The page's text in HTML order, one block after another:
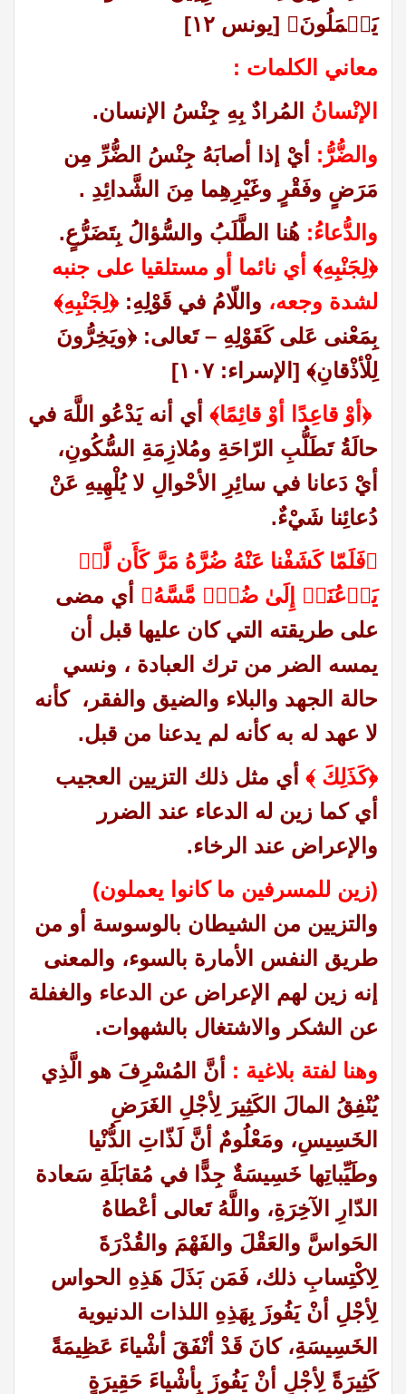
یَعۡمَلُونَ﴾ [يونس ١٢
]
معاني الكلمات :
الإنْسانُ المُرادٌ بِهِ جِنْسُ الإنسان.
والضُّرُّ: أيْ إذا أصابَهُ جِنْسُ الضُّرِّ مِن
مَرَضٍ وفَقْرٍ وغَيْرِهِما مِنَ الشَّدائِدِ .
والدُّعاءُ: هُنا الطَّلَبُ والسُّؤالُ بِتَضَرُّعٍ.
﴿لِجَنْبِهِ﴾ أي نائما أو مستلقيا على جنبه
لشدة وجعه، واللّامُ في قَوْلِهِ: ﴿لِجَنْبِهِ﴾
بِمَعْنى عَلى كَقَوْلِهِ – تَعالى: ﴿ويَخِرُّونَ
لِلْأذْقانِ﴾ [ الإسراء: ١٠٧
]
﴿أوْ قاعِدًا أوْ قائِمًا﴾ أي أنه يَدْعُو اللَّهَ في
حالَةُ تَطَلُّبِ الرّاحَةِ ومُلازِمَةِ السُّكُونِ،
أيْ دَعانا في سائِرِ الأحْوالِ لا يُلْهِيهِ عَنْ
دُعائِنا شَيْءٌ.
﴿فَلَمّا كَشَفْنا عَنْهُ ضُرَّهُ مَرَّ كَأَن لَّمۡ
یَدۡعُنَاۤ إِلَىٰ ضُرࣲّ مَّسَّهُ﴾ أي مضى
على طريقته التي كان عليها قبل أن
يمسه الضر من ترك العبادة ، ونسي
حالة الجهد والبلاء والضيق والفقر، كأنه
لا عهد له به كأنه لم يدعنا من قبل.
﴿كَذَلِكَ ﴾ أي مثل ذلك التزيين العجيب
أي كما زين له الدعاء عند الضرر
والإعراض عند الرخاء.
(زين للمسرفين ما كانوا يعملون)
والتزيين من الشيطان بالوسوسة أو من
طريق النفس الأمارة بالسوء، والمعنى
إنه زين لهم الإعراض عن الدعاء والغفلة
عن الشكر والاشتغال بالشهوات.
وهنا لفتة بلاغية : أنَّ المُسْرِفَ هو الَّذِي
يُنْفِقُ المالَ الكَثِيرَ لِأجْلِ الغَرَضِ
الخَسِيسِ، ومَعْلُومٌ أنَّ لَذّاتِ الدُّنْيا
وطَيِّباتِها خَسِيسَةٌ جِدًّا في مُقابَلَةِ سَعادة
الدّارِ الآخِرَةِ، واللَّهُ تَعالى أعْطاهُ
الحَواسَّ والعَقْلَ والفَهْمَ والقُدْرَةَ
لِاكْتِسابِ ذلك، فَمَن بَذَلَ هَذِهِ الحواس
لِأجْلِ أنْ يَفُوزَ بِهَذِهِ اللذات الدنيوية
الخَسِيسَةِ، كانَ قَدْ أنْفَقَ أشْياءَ عَظِيمَةً
كَثِيرَةً لِأجْلِ أنْ يَفُوزَ بِأشْياءَ حَقِيرَةٍ